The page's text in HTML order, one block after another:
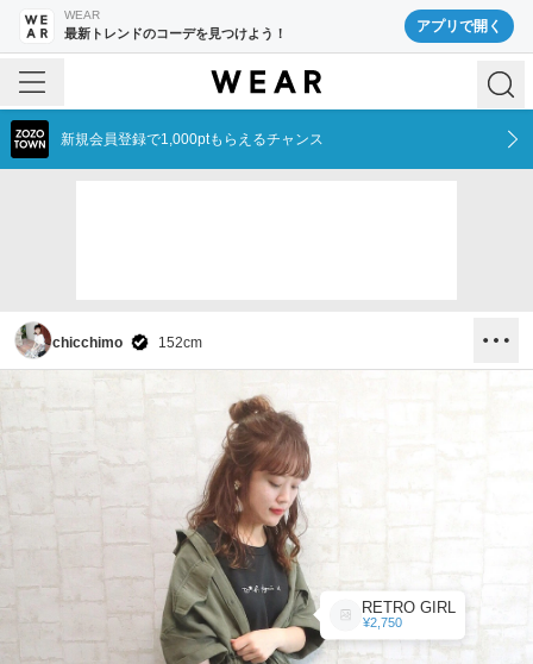
WEAR
最新トレンドのコーデを見つけよう！ アプリで開く
新規会員登録で1,000ptもらえるチャンス
chicchimo 152cm
RETRO GIRL
¥2,750